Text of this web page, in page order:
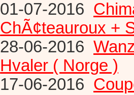
01-07-2016
ChÃ¢teauroux +
28-06-2016
Hvaler ( Norge )
17-06-2016